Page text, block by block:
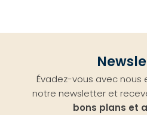
Évadez-vous avec nous
notre newsletter et
bons plans et